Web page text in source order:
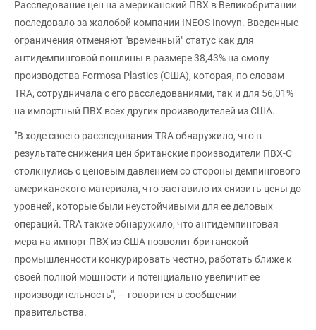
Расследование цен на американский ПВХ в Великобритании
последовало за жалобой компании INEOS Inovyn. Введенные
ограничения отменяют "временный" статус как для
антидемпинговой пошлины в размере 38,43% на смолу
производства Formosa Plastics (США), которая, по словам
TRA, сотрудничала с его расследованиями, так и для 56,01%
на импортный ПВХ всех других производителей из США.
"В ходе своего расследования TRA обнаружило, что в
результате снижения цен британские производители ПВХ-С
столкнулись с ценовым давлением со стороны демпингового
американского материала, что заставило их снизить цены до
уровней, которые были неустойчивыми для ее деловых
операций. TRA также обнаружило, что антидемпинговая
мера на импорт ПВХ из США позволит британской
промышленности конкурировать честно, работать ближе к
своей полной мощности и потенциально увеличит ее
производительность", — говорится в сообщении
правительства.